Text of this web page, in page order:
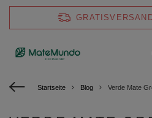
Startseite Blog Verde Mate